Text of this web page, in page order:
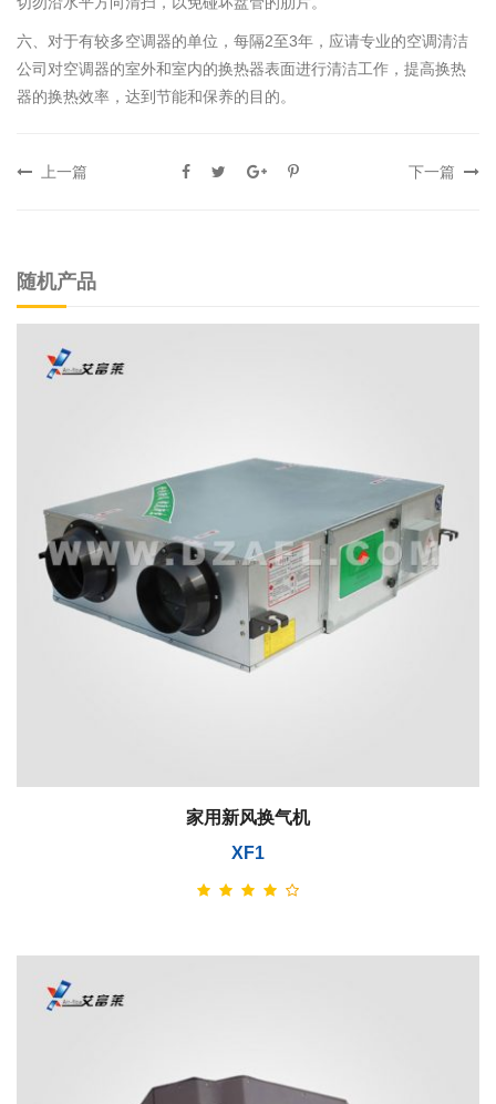
六、对于有较多空调器的单位，每隔2至3年，应请专业的空调清洁
公司对空调器的室外和室内的换热器表面进行清洁工作，提高换热
器的换热效率，达到节能和保养的目的。
上一篇 下一篇
随机产品
家用新风换气机
XF1